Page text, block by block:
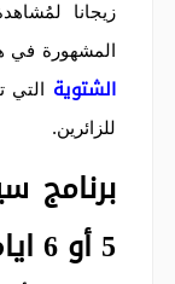
زيجانا
المشهورة
الشتوية التي
للزائرين.
برنامج
5 أو 6 ايام